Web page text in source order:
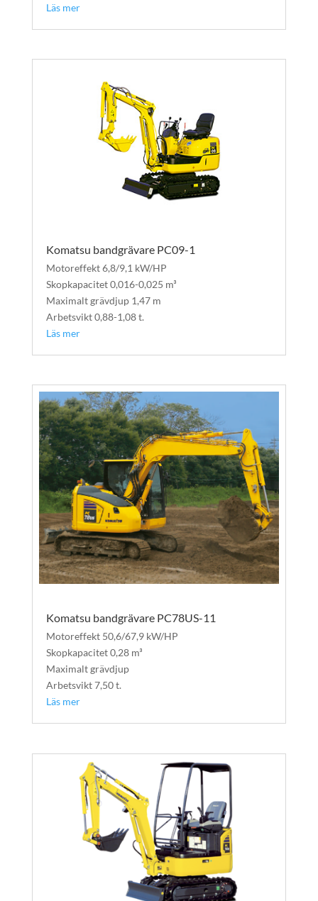
Läs mer
Komatsu bandgrävare PC09-1
Motoreffekt 6,8/9,1 kW/HP
Skopkapacitet 0,016-0,025 m³
Maximalt grävdjup 1,47 m
Arbetsvikt 0,88-1,08 t.
Läs mer
Komatsu bandgrävare PC78US-11
Motoreffekt 50,6/67,9 kW/HP
Skopkapacitet 0,28 m³
Maximalt grävdjup
Arbetsvikt 7,50 t.
Läs mer